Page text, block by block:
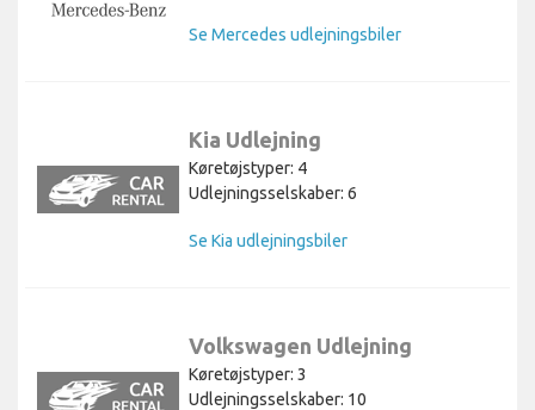
Se Mercedes udlejningsbiler
Kia Udlejning
Køretøjstyper: 4
Udlejningsselskaber: 6
Se Kia udlejningsbiler
Volkswagen Udlejning
Køretøjstyper: 3
Udlejningsselskaber: 10